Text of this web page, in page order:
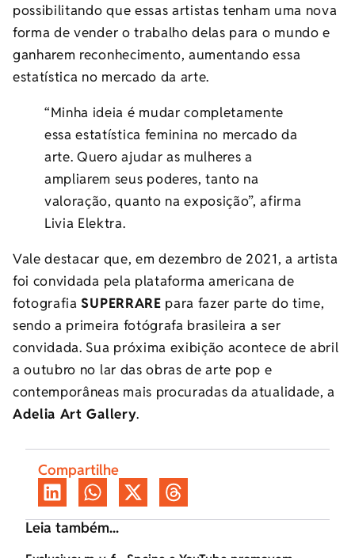
possibilitando que essas artistas tenham uma nova
forma de vender o trabalho delas para o mundo e
ganharem reconhecimento, aumentando essa
estatística no mercado da arte.
“Minha ideia é mudar completamente
essa estatística feminina no mercado da
arte. Quero ajudar as mulheres a
ampliarem seus poderes, tanto na
valoração, quanto na exposição”, afirma
Livia Elektra.
Vale destacar que, em dezembro de 2021, a artista
foi convidada pela plataforma americana de
fotografiaSUPERRARE para fazer parte do time,
sendo a primeira fotógrafa brasileira a ser
convidada. Sua próxima exibição acontece de abril
a outubro no lar das obras de arte pop e
contemporâneas mais procuradas da atualidade, a
Adelia Art Gallery.
Compartilhe
Leia também...